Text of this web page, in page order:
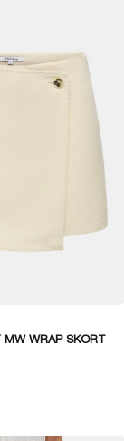
WRAP SKORT